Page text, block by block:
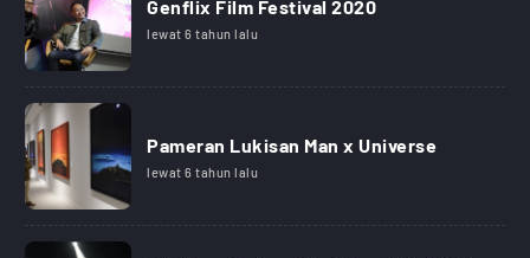
Genflix Film Festival 2020
lewat 6 tahun lalu
Pameran Lukisan Man x Universe
lewat 6 tahun lalu